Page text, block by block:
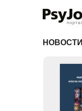
НОВОСТИ